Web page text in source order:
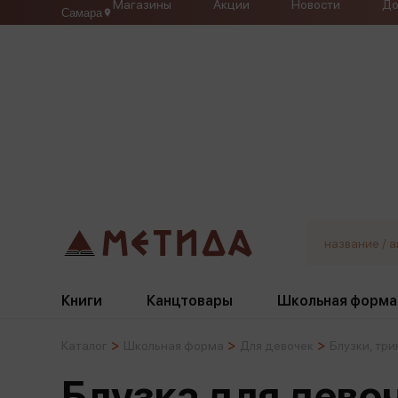
Самара
Магазины Акции Новости
Книги Канцтовары Школьная форма